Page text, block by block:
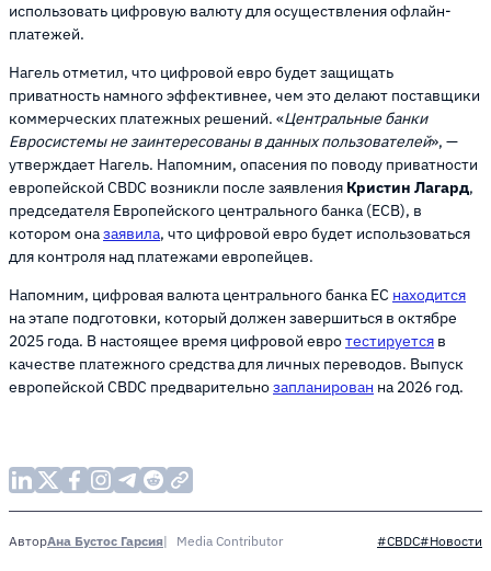
использовать цифровую валюту для осуществления офлайн-
платежей.
Нагель отметил, что цифровой евро будет защищать
приватность намного эффективнее, чем это делают поставщики
коммерческих платежных решений. «Центральные банки
Евросистемы не заинтересованы в данных пользователей», —
утверждает Нагель. Напомним, опасения по поводу приватности
европейской CBDC возникли после заявления Кристин Лагард,
председателя Европейского центрального банка (ECB), в
котором оназаявила, что цифровой евро будет использоваться
для контроля над платежами европейцев.
Напомним, цифровая валюта центрального банка ЕС находится
на этапе подготовки, который должен завершиться в октябре
2025 года. В настоящее время цифровой евротестируется в
качестве платежного средства для личных переводов. Выпуск
европейской CBDC предварительнозапланирован на 2026 год.
АвторАна Бустос Гарсия Media Contributor #CBDC#Новости